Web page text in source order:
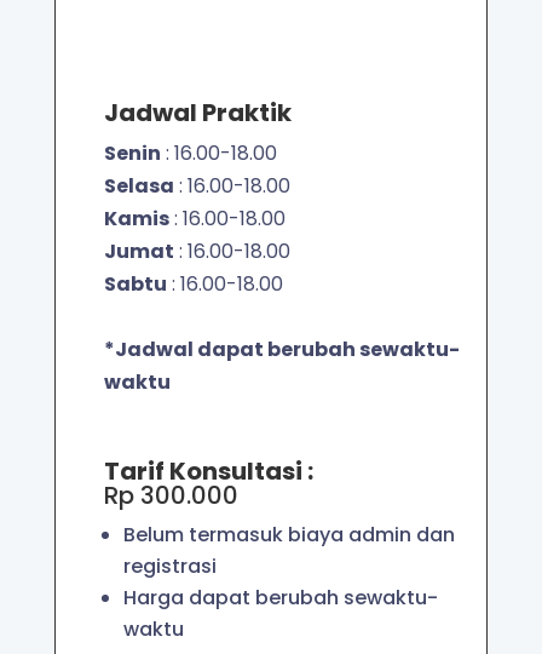
Jadwal Praktik
Senin : 16.00-18.00
Selasa : 16.00-18.00
Kamis: 16.00-18.00
Jumat : 16.00-18.00
Sabtu : 16.00-18.00
*Jadwal dapat berubah sewaktu-
waktu
Tarif Konsultasi :
Rp 300.000
Belum termasuk biaya admin dan
registrasi
Harga dapat berubah sewaktu-
waktu